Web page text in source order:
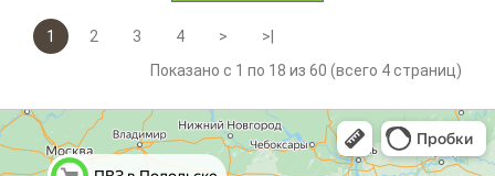
1 2 3 4 >
>|
Показано с 1 по 18 из 60 (всего 4 страниц)